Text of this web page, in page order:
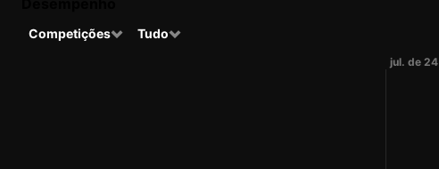
Competições Tudo
jul. de 24